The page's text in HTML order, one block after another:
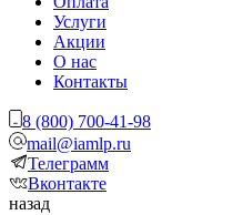
Услуги
Акции
О нас
Контакты
8 (800) 700-41-98
mail@iamlp.ru
Телеграмм
Вконтакте
назад